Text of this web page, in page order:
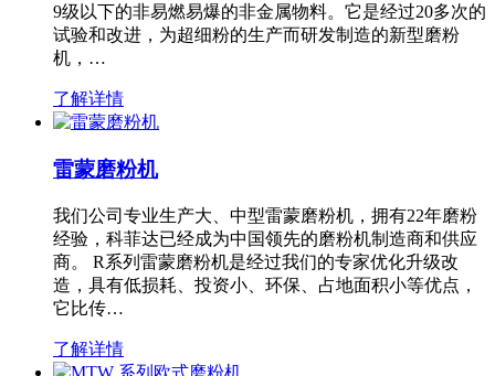
9级以下的非易燃易爆的非金属物料。它是经过20多次的
试验和改进，为超细粉的生产而研发制造的新型磨粉
机，…
了解详情
雷蒙磨粉机
我们公司专业生产大、中型雷蒙磨粉机，拥有22年磨粉
经验，科菲达已经成为中国领先的磨粉机制造商和供应
商。 R系列雷蒙磨粉机是经过我们的专家优化升级改
造，具有低损耗、投资小、环保、占地面积小等优点，
它比传…
了解详情